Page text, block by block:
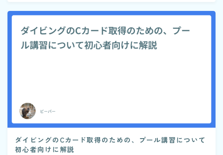
ダイビングのCカード取得のための、プール講習について
初心者向けに解説